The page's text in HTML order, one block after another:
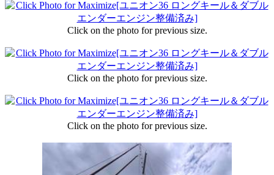
Click on the photo for previous size.
Click on the photo for previous size.
Click on the photo for previous size.